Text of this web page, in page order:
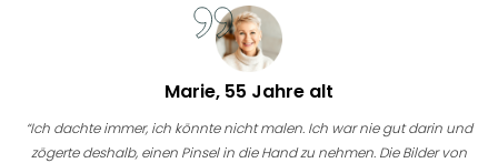
Marie, 55 Jahre alt
“Ich dachte immer, ich könnte nicht malen. Ich war nie gut darin und
zögerte deshalb, einen Pinsel in die Hand zu nehmen. Die Bilder von